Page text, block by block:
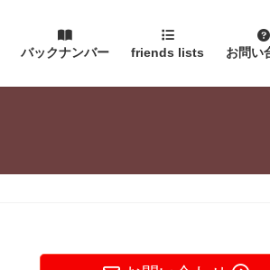
バックナンバー friends lists お問い